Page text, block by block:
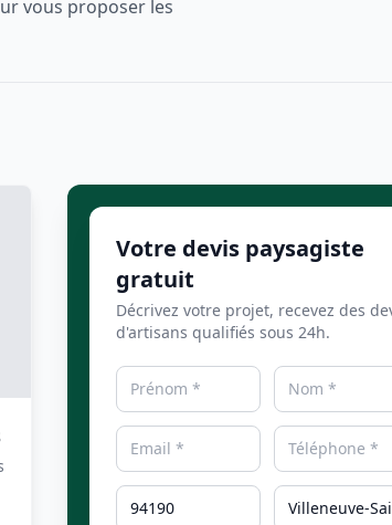
vous proposer les
Votre devis paysagiste
gratuit
Décrivez votre projet, recevez des
d'artisans qualifiés sous 24h.